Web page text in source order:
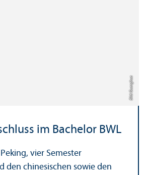
Bild: Guanghua
im Bachelor BWL
vier Semester
den chinesischen sowie den